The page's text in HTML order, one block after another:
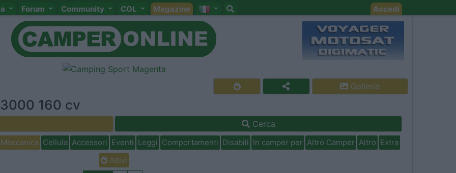
Forum Community COL Magazine Accedi
Galleria
160 cv
Cerca
Meccanica Cellula Accessori Eventi Leggi Comportamenti Disabili In camper per Altro Camper Altro Extra
Attivi